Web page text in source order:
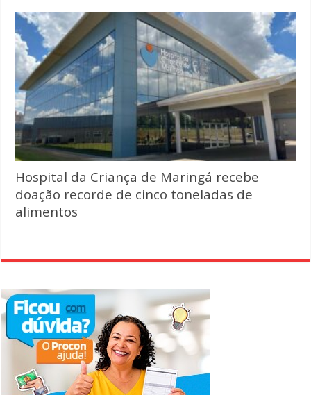
Hospital da Criança de Maringá recebe
doação recorde de cinco toneladas de
alimentos